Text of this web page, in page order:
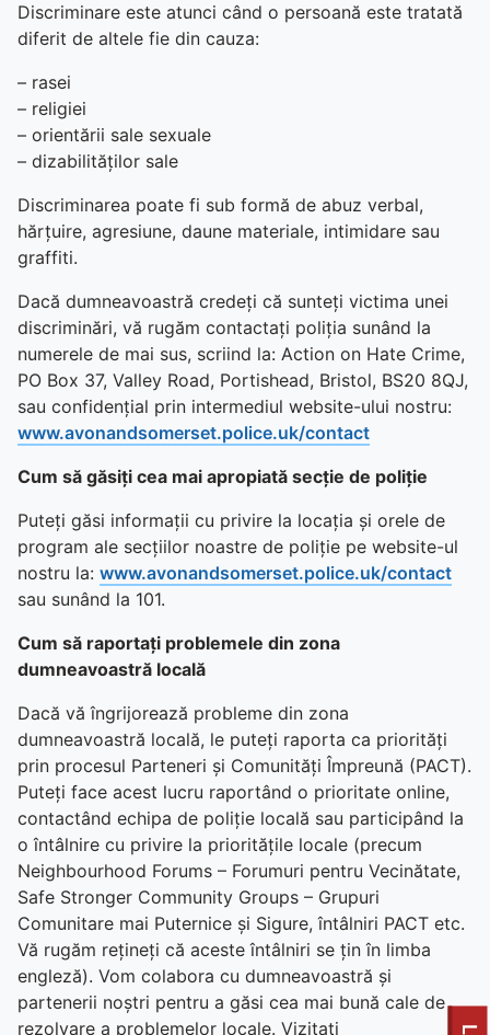
Discriminare este atunci când o persoană este tratată
diferit de altele fie din cauza:
– rasei
– religiei
– orientării sale sexuale
– dizabilităților sale
Discriminarea poate fi sub formă de abuz verbal,
hărțuire, agresiune, daune materiale, intimidare sau
graffiti.
Dacă dumneavoastră credeți că sunteți victima unei
discriminări, vă rugăm contactați poliția sunând la
numerele de mai sus, scriind la: Action on Hate Crime,
PO Box 37, Valley Road, Portishead, Bristol, BS20 8QJ,
sau confidențial prin intermediul website-ului nostru:
www.avonandsomerset.police.uk/contact
Cum să găsiți cea mai apropiată secție de poliție
Puteți găsi informații cu privire la locația și orele de
program ale secțiilor noastre de poliție pe website-ul
nostru la: www.avonandsomerset.police.uk/contact
sau sunând la 101.
Cum să raportați problemele din zona
dumneavoastră locală
Dacă vă îngrijorează probleme din zona
dumneavoastră locală, le puteți raporta ca priorități
prin procesul Parteneri și Comunități Împreună (PACT).
Puteți face acest lucru raportând o prioritate online,
contactând echipa de poliție locală sau participând la
o întâlnire cu privire la prioritățile locale (precum
Neighbourhood Forums – Forumuri pentru Vecinătate,
Safe Stronger Community Groups – Grupuri
Comunitare mai Puternice și Sigure, întâlniri PACT etc.
Vă rugăm rețineți că aceste întâlniri se țin în limba
engleză). Vom colabora cu dumneavoastră și
partenerii noștri pentru a găsi cea mai bună cale de
rezolvare a problemelor locale. Vizitați